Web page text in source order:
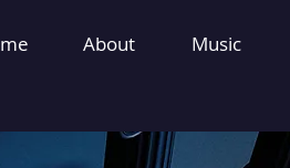
About Music